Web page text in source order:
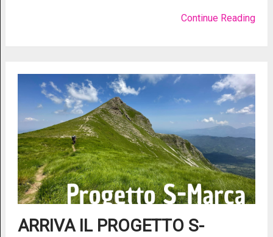
Continue Reading
ARRIVA IL PROGETTO S-